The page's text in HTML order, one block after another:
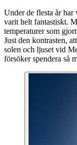
Under de flesta år har
varit helt fantastiskt.
temperaturer som
Just den kontrasten,
solen och ljuset vid
försöker spendera så